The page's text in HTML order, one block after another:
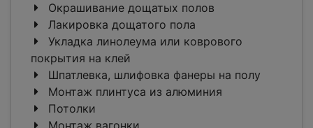
Окрашивание дощатых полов
Лакировка дощатого пола
Укладка линолеума или коврового
покрытия на клей
Шпатлевка, шлифовка фанеры на полу
Монтаж плинтуса из алюминия
Потолки